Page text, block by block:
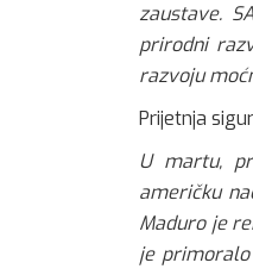
zaustave.
prirodni
razvoju
Prijetnja
U martu,
američku
Maduro je
je primoralo